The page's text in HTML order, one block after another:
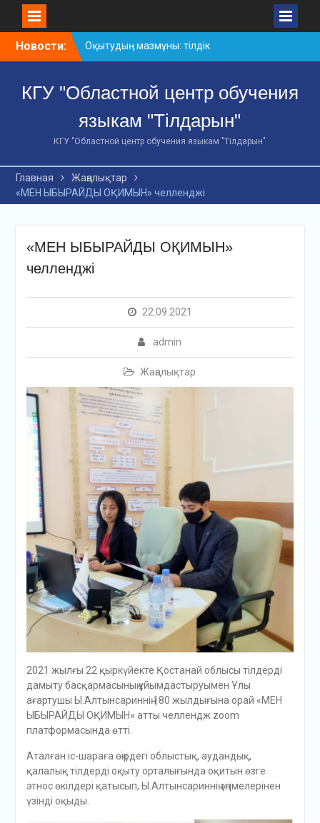
Новости:
Оқытудың мазмұны: тілдік
дағдылар және
стратегиялар
АХМЕТ БАЙТҰРСЫНҰЛЫ
АТЫНДАҒЫ «ҮЗДІК
ОҚЫТУШЫ-2026»
«Мемлекеттік тіл –
Тәуелсіздік символы»
облыстық байқауы
КГУ "Областной центр обучения
языкам "Тілдарын"
КГУ "Областной центр обучения языкам "Тілдарын"
Главная
Жаңалықтар
«МЕН ЫБЫРАЙДЫ ОҚИМЫН» челленджі
«МЕН ЫБЫРАЙДЫ ОҚИМЫН»
челленджі
22.09.2021
admin
Жаңалықтар
2021 жылғы 22 қыркүйекте Қостанай облысы тілдерді
дамыту басқармасының ұйымдастыруымен Ұлы
ағартушы Ы.Алтынсариннің 180 жылдығына орай «МЕН
ЫБЫРАЙДЫ ОҚИМЫН» атты челлендж zoom
платформасында өтті.
Аталған іс-шараға өңірдегі облыстық, аудандық,
қалалық тілдерді оқыту орталығында оқитын өзге
этнос өкілдері қатысып, Ы.Алтынсариннің әңгімелерінен
үзінді оқыды.